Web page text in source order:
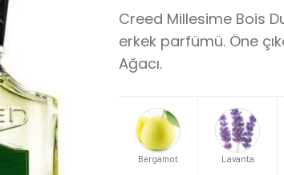
Creed Millesime Bois
erkek parfümü. Öne
Ağacı.
Bergamot Lavanta